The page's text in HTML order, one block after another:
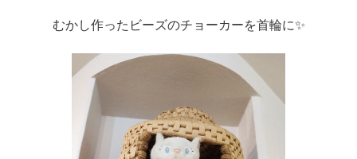
むかし作ったビーズのチョーカーを首輪に✨